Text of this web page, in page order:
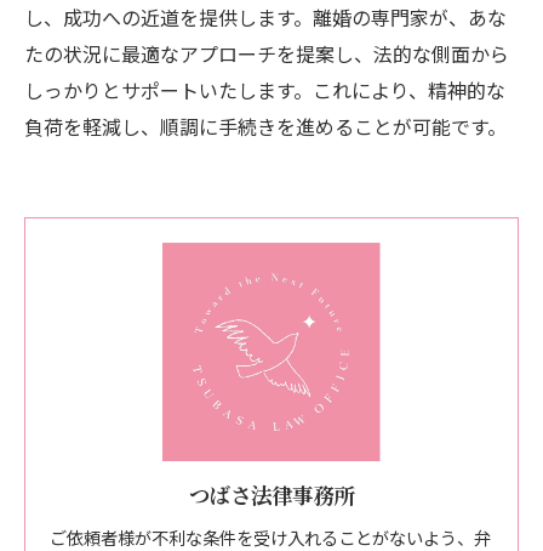
し、成功への近道を提供します。離婚の専門家が、あな
たの状況に最適なアプローチを提案し、法的な側面から
しっかりとサポートいたします。これにより、精神的な
負荷を軽減し、順調に手続きを進めることが可能です。
つばさ法律事務所
ご依頼者様が不利な条件を受け入れることがないよう、弁